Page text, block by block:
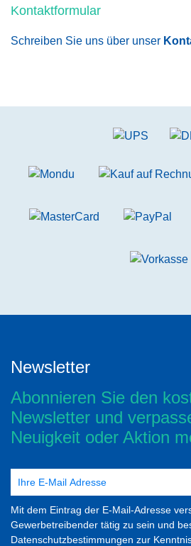
Kontaktformular
Schreiben Sie uns über unser
Newsletter
Abonnieren Sie den
Newsletter und
Neuigkeit oder Aktion
Mit dem Eintrag der E-Mail-Adresse
Gewerbetreibender tätig zu sein und
Datenschutzbestimmungen zur